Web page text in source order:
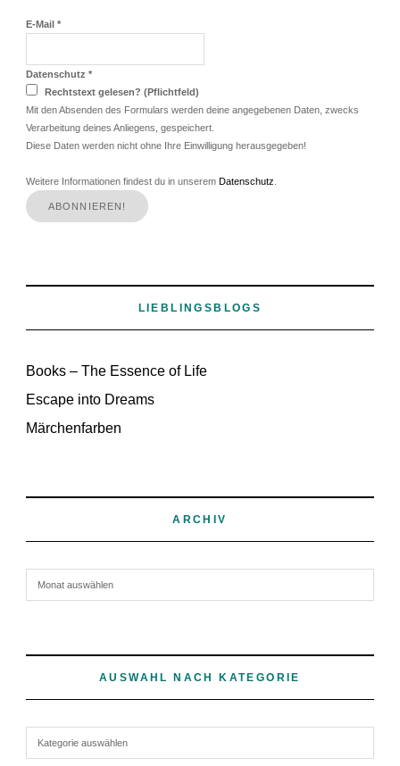
E-Mail *
Datenschutz *
Rechtstext gelesen? (Pflichtfeld)
Mit den Absenden des Formulars werden deine angegebenen Daten, zwecks
Verarbeitung deines Anliegens, gespeichert.
Diese Daten werden nicht ohne Ihre Einwilligung herausgegeben!
Weitere Informationen findest du in unserem Datenschutz
LIEBLINGSBLOGS
Books – The Essence of Life
Escape into Dreams
Märchenfarben
ARCHIV
AUSWAHL NACH KATEGORIE